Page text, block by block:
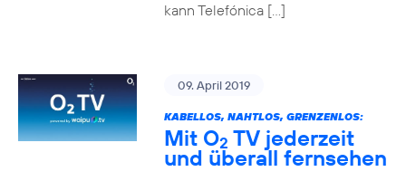
kann Telefónica […]
09. April 2019
KABELLOS, NAHTLOS, GRENZENLOS:
Mit O2 TV jederzeit
und überall fernsehen